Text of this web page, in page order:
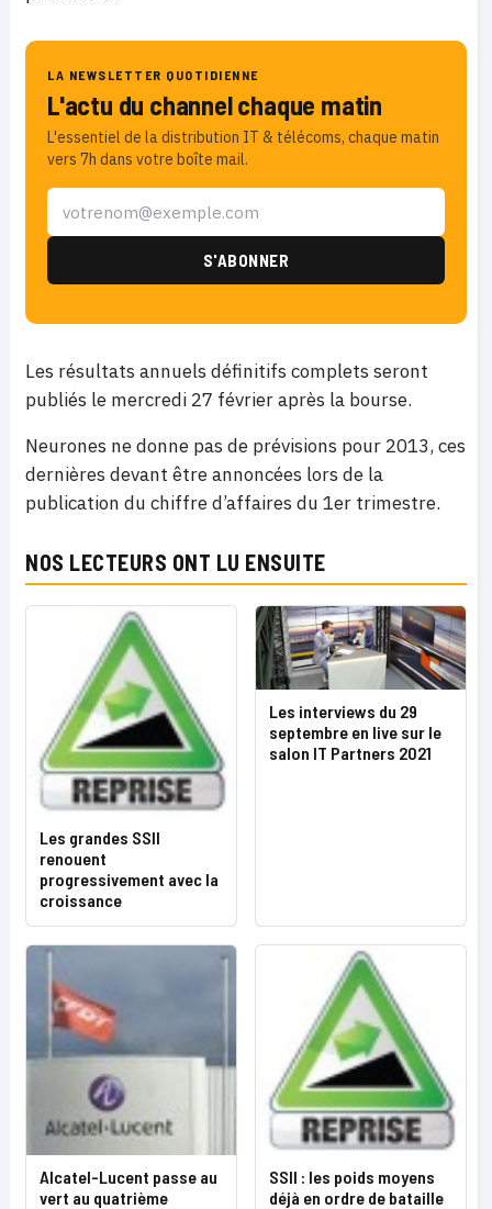
LA NEWSLETTER QUOTIDIENNE
L'actu du channel chaque matin
L'essentiel de la distribution IT & télécoms, chaque matin
vers 7h dans votre boîte mail.
Les résultats annuels définitifs complets seront
publiés le mercredi 27 février après la bourse.
Neurones ne donne pas de prévisions pour 2013, ces
dernières devant être annoncées lors de la
publication du chiffre d’affaires du 1er trimestre.
NOS LECTEURS ONT LU ENSUITE
Les grandes SSII
renouent
progressivement avec la
croissance
Les interviews du 29
septembre en live sur le
salon IT Partners 2021
Alcatel-Lucent passe au
vert au quatrième
SSII : les poids moyens
déjà en ordre de bataille